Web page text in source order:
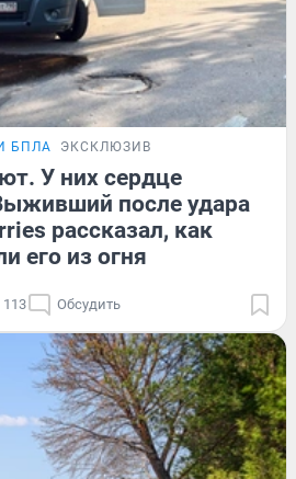
БПЛА ЭКСКЛЮЗИВ
У них сердце
после удара
рассказал, как
его из огня
113 Обсудить